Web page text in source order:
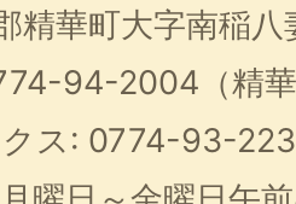
精華町大字南稲
94-2004（精
ス: 0774-93-